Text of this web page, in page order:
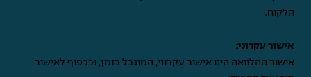
הלקוח.
אישור עקרוני:
אישור ההלוואה הינו אישור עקרוני, המוגבל בזמן, ובכפוף לאישור